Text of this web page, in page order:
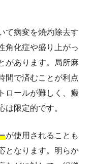
て病変を焼灼除去す
角化症や盛り上がっ
があります。局所麻
間で済むことが利点
ロールが難しく、瘢
は限定的です。
が使用されることも
となります。明らか